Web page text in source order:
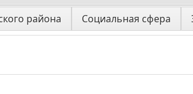
района Социальная сфера